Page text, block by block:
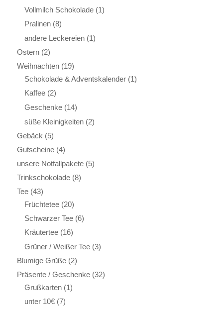
Vollmilch Schokolade (1)
Pralinen (8)
andere Leckereien (1)
Ostern (2)
Weihnachten (19)
Schokolade & Adventskalender (1)
Kaffee (2)
Geschenke (14)
süße Kleinigkeiten (2)
Gebäck (5)
Gutscheine (4)
unsere Notfallpakete (5)
Trinkschokolade (8)
Tee (43)
Früchtetee (20)
Schwarzer Tee (6)
Kräutertee (16)
Grüner / Weißer Tee (3)
Blumige Grüße (2)
Präsente / Geschenke (32)
Grußkarten (1)
unter 10€ (7)